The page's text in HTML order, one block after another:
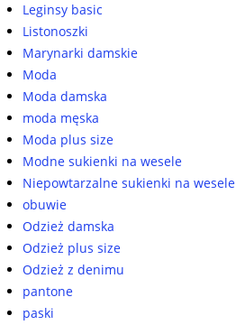
Leginsy basic
Listonoszki
Marynarki damskie
Moda
Moda damska
moda męska
Moda plus size
Modne sukienki na wesele
Niepowtarzalne sukienki na wesele
obuwie
Odzież damska
Odzież plus size
Odzież z denimu
pantone
paski